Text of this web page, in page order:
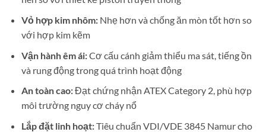
Vỏ hợp kim nhôm:Nhẹ hơn và chống ăn mòn tốt hơn so
với hợp kim kẽm
Vận hành êm ái:Cơ cấu cánh giảm thiểu ma sát, tiếng ồn
và rung động trong quá trình hoạt động
An toàn cao:Đạt chứng nhận ATEX Category 2, phù hợp
môi trường nguy cơ cháy nổ
Lắp đặt linh hoạt:Tiêu chuẩn VDI/VDE 3845 Namur cho